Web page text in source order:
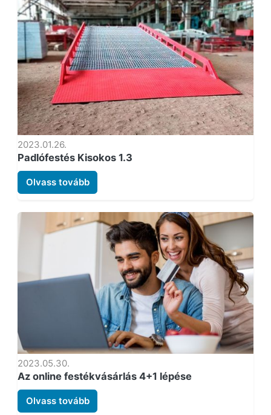
2023.01.26.
Padlófestés Kisokos 1.3
Olvass tovább
2023.05.30.
Az online festékvásárlás 4+1 lépése
Olvass tovább